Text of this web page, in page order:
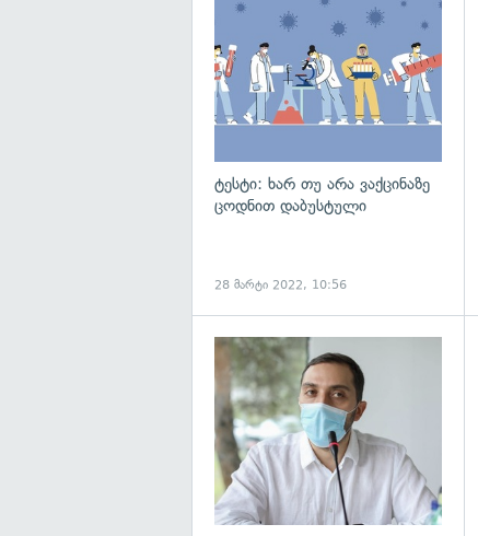
ტესტი: ხარ თუ არა ვაქცინაზე
ცოდნით დაბუსტული
28 მარტი 2022, 10:56